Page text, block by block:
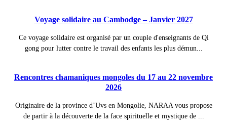
Voyage solidaire au Cambodge – Janvier 2027
Ce voyage solidaire est organisé par un couple d'enseignants de Qi
gong pour lutter contre le travail des enfants les plus démun...
Rencontres chamaniques mongoles du 17 au 22 novembre
2026
Originaire de la province d’Uvs en Mongolie, NARAA vous propose
de partir à la découverte de la face spirituelle et mystique de ...